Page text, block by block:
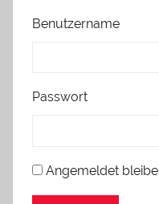
Benutzername
Passwort
Angemeldet